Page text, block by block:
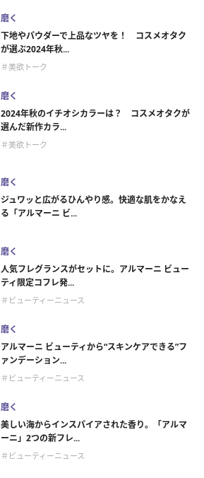
磨く
下地やパウダーで上品なツヤを！ コスメオタク
が選ぶ2024年秋...
＃美欲トーク
磨く
2024年秋のイチオシカラーは？ コスメオタクが
選んだ新作カラ...
＃美欲トーク
磨く
ジュワッと広がるひんやり感。快適な肌をかなえ
る「アルマーニ ビ...
磨く
人気フレグランスがセットに。アルマーニ ビュー
ティ限定コフレ発...
＃ビューティーニュース
磨く
アルマーニ ビューティから“スキンケアできる”フ
ァンデーション...
＃ビューティーニュース
磨く
美しい海からインスパイアされた香り。「アルマ
ーニ」2つの新フレ...
＃ビューティーニュース